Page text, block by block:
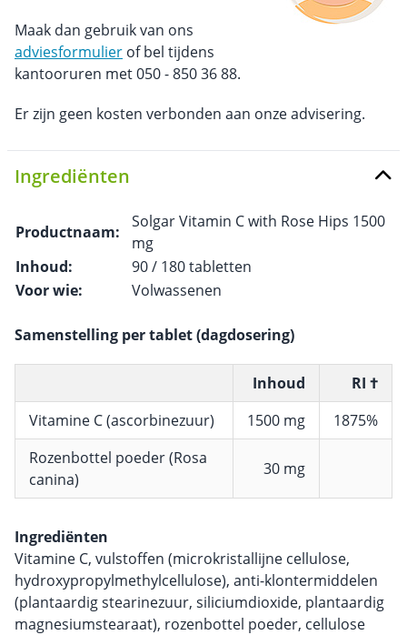
Maak dan gebruik van ons
adviesformulier of bel tijdens
kantooruren met 050 - 850 36 88.
Er zijn geen kosten verbonden aan onze advisering.
Ingrediënten
Productnaam:
Solgar Vitamin C with Rose Hips 1500
mg
Inhoud:
90 / 180 tabletten
Voor wie:
Volwassenen
Samenstelling per tablet (dagdosering)
Inhoud
RI †
Vitamine C (ascorbinezuur)
1500 mg
1875%
Rozenbottel poeder (Rosa
canina)
30 mg
Ingrediënten
Vitamine C, vulstoffen (microkristallijne cellulose,
hydroxypropylmethylcellulose), anti-klontermiddelen
(plantaardig stearinezuur, siliciumdioxide, plantaardig
magnesiumstearaat), rozenbottel poeder, cellulose